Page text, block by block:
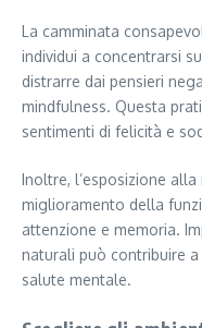
La camminata
individui a concentrarsi
distrarre dai pensieri
mindfulness. Questa
sentimenti di felicità e
Inoltre, l’esposizione
miglioramento della
attenzione e memoria.
naturali può contribuire
salute mentale.